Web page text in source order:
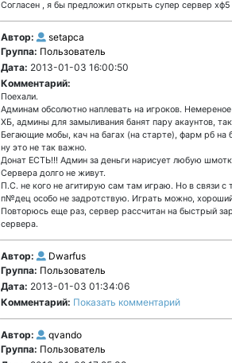
Согласен , я бы предложил открыть супер сервер
Автор:
setapca
Группа: Пользователь
Дата: 2013-01-03 16:00:50
Комментарий:
Поехали.
Админам обсолютно наплевать на игроков.
ХБ, админы для замыливания банят пару акаунтов,
Бегающие мобы, кач на багах (на старте), фарм рб на
ну это не так важно.
Донат ЕСТЬ!!! Админ за деньги нарисует любую
Сервера долго не живут.
П.С. не кого не агитирую сам там играю. Но в связи
п№дец особо не задротствую. Играть можно, хороший
Повторюсь еще раз, сервер рассчитан на быстрый
сервера.
Автор:
Dwarfus
Группа: Пользователь
Дата: 2013-01-03 01:34:06
Комментарий: Показать комментарий
Автор:
qvando
Группа: Пользователь